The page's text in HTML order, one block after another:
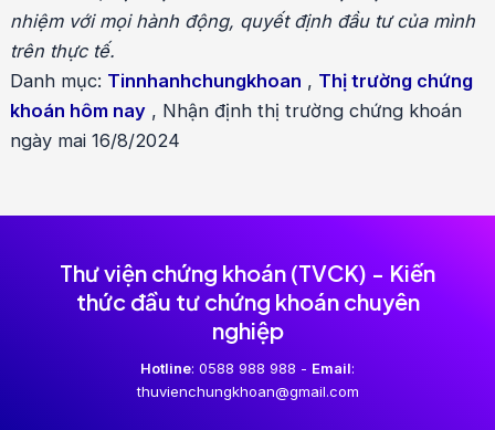
viết
nhiệm với mọi hành động, quyết định đầu tư của mình
trên thực tế.
Danh mục: Tinnhanhchungkhoan , Thị trường chứng
khoán hôm nay, Nhận định thị trường chứng khoán
ngày mai 16/8/2024
Thư viện chứng khoán (TVCK) - Kiến
thức đầu tư chứng khoán chuyên
nghiệp
Hotline: 0588 988 988 - Email:
thuvienchungkhoan@gmail.com